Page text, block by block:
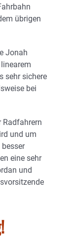
übrigen
Jonah
sehr sichere
bei
Radfahrern
und um
eine sehr
und